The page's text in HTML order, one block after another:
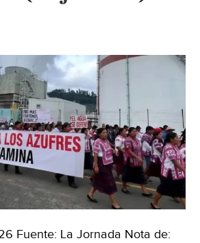
Fuente: La Jornada Nota de: